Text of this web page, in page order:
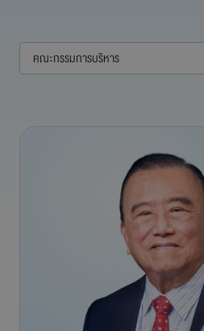
การพัฒนาอย่างยั่งยืน
คณะกรรมการบริหาร